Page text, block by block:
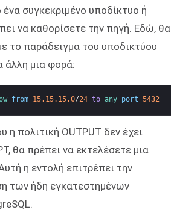
συγκεκριμένο υποδίκτυο ή
να καθορίσετε την πηγή. Εδώ, θα
το παράδειγμα του υποδικτύου
άλλη μια φορά:
from 15.15.15.0/24 to any port 5432
η πολιτική OUTPUT δεν έχει
θα πρέπει να εκτελέσετε μια
η εντολή επιτρέπει την
των ήδη εγκατεστημένων